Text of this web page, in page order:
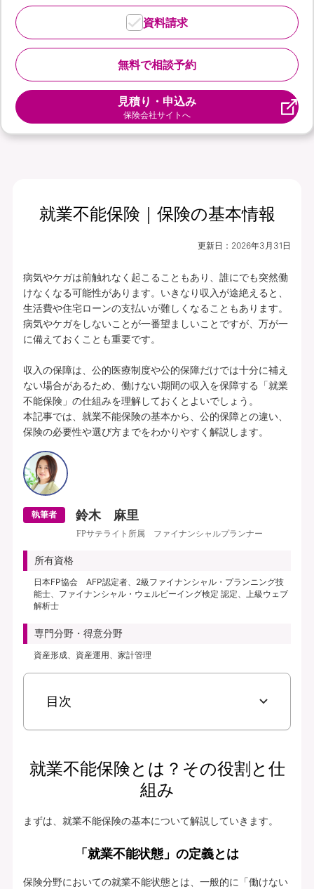
無料で相談予約
資料請求
見積り・申込み
保険会社サイトへ
就業不能保険｜保険の基本情報
更新日： 2026年3月31日
病気やケガは前触れなく起こることもあり、誰にでも突然働
けなくなる可能性があります。いきなり収入が途絶えると、
生活費や住宅ローンの支払いが難しくなることもあります。
病気やケガをしないことが一番望ましいことですが、万が一
に備えておくことも重要です。
収入の保障は、公的医療制度や公的保障だけでは十分に補え
ない場合があるため、働けない期間の収入を保障する「就業
不能保険」の仕組みを理解しておくとよいでしょう。
本記事では、就業不能保険の基本から、公的保障との違い、
執筆者 鈴木 麻里
FPサテライト所属 ファイナンシャルプランナー
所有資格
日本FP協会 AFP認定者、2級ファイナンシャル・プランニング技
能士、ファイナンシャル・ウェルビーイング検定 認定、上級ウェブ
解析士
専門分野・得意分野
資産形成、資産運用、家計管理
目次
就業不能保険とは？その役割と仕
組み
まずは、就業不能保険の基本について解説していきます。
「就業不能状態」の定義とは
保険分野においての就業不能状態とは、一般的に「働けない